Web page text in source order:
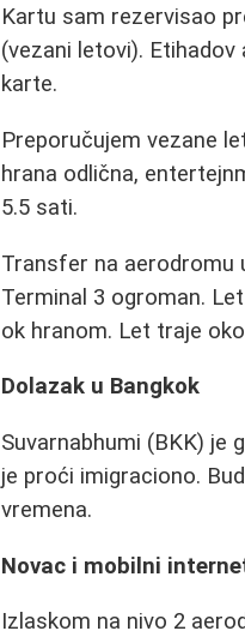
Kartu sam rezervisao
(vezani letovi).
karte.
Preporučujem vezane
hrana odlična,
5.5 sati.
Transfer na aerodromu
Terminal 3 ogroman.
ok hranom. Let traje
Dolazak u Bangkok
Suvarnabhumi (BKK) je
je proći imigraciono.
vremena.
Novac i mobilni
Izlaskom na nivo 2